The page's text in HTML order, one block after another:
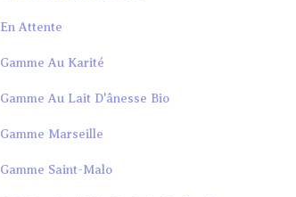
En Attente
Gamme Au Karité
Gamme Au Lait D'ânesse Bio
Gamme Marseille
Gamme Saint-Malo